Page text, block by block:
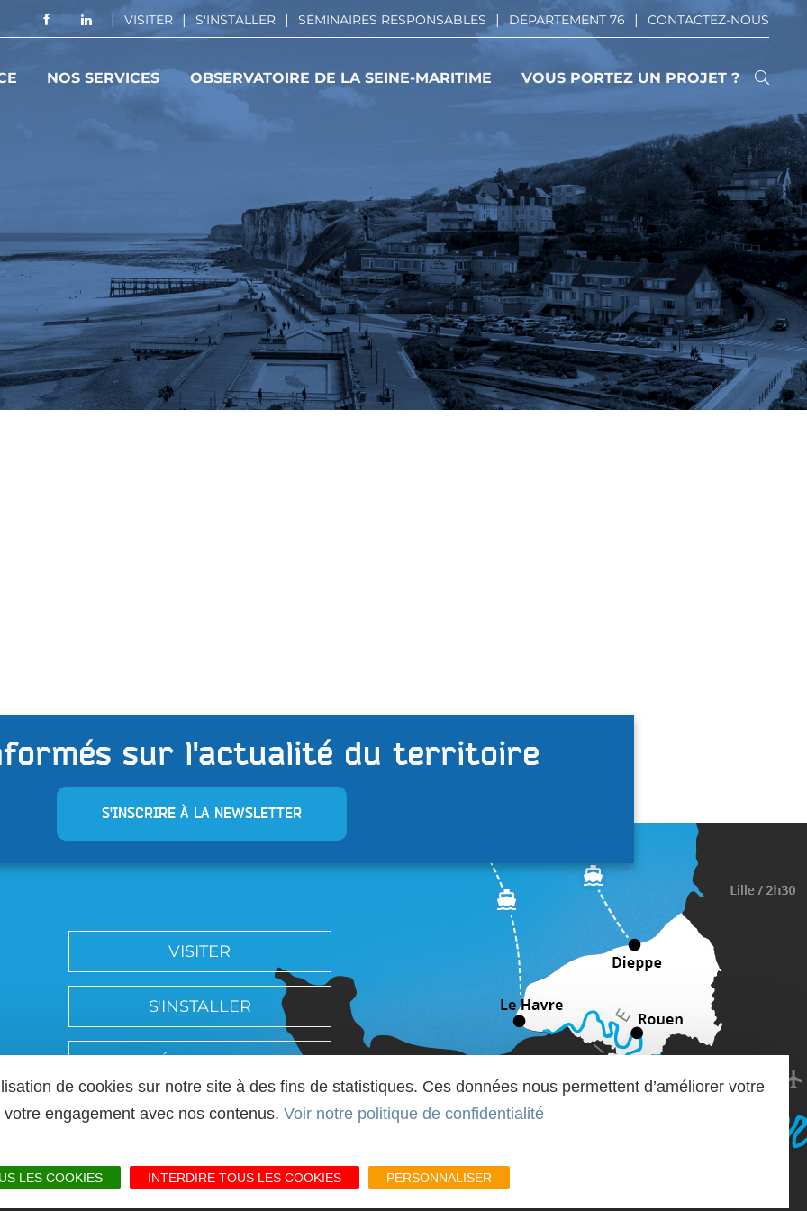
VISITER S'INSTALLER SÉMINAIRES RESPONSABLES DÉPARTEMENT 76 CONTACTEZ-NOUS
NOS SERVICES OBSERVATOIRE DE LA SEINE-MARITIME VOUS PORTEZ UN PROJET ?
sur l'actualité du territoire
S'INSCRIRE À LA NEWSLETTER
VISITER
S'INSTALLER
SÉMINAIRES
DÉPARTEMENT 76
de cookies sur notre site à des fins de statistiques. Ces données nous permettent d’améliorer votre
engagement avec nos contenus. Voir notre politique de confidentialité
LES COOKIES INTERDIRE TOUS LES COOKIES PERSONNALISER